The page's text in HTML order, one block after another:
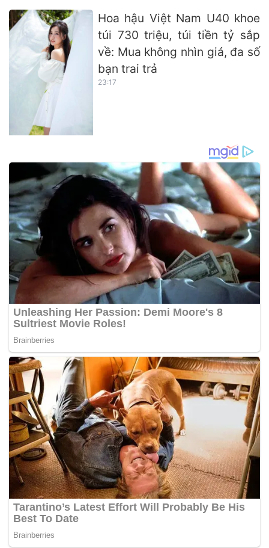
Hoa hậu Việt Nam U40 khoe
túi 730 triệu, túi tiền tỷ sắp
về: Mua không nhìn giá, đa số
bạn trai trả
23:17